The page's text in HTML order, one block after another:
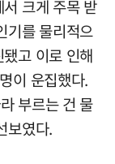
크게 주목 받
기를 물리적으
고 이로 인해
이 운집했다.
부르는 건 물
보였다.